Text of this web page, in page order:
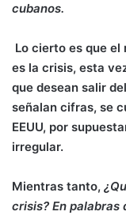
cubanos.
Lo cierto es que
es la crisis, esta
que desean salir
señalan cifras, se
EEUU, por
irregular.
Mientras tanto,
crisis? En palabras